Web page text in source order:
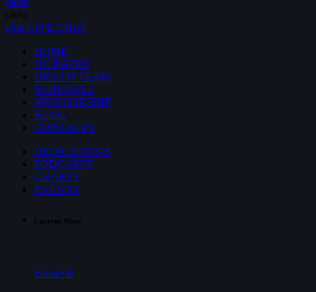
close
chatLIVE CHAT
HOME
DC RADIO
DREAM TEAM
SCHEDULE
SPONSORSHIP
BLOG
CONTACTS
DEDICATIONS
PODCASTS
CHARTS
EVENTS
Current Show
Freestyle